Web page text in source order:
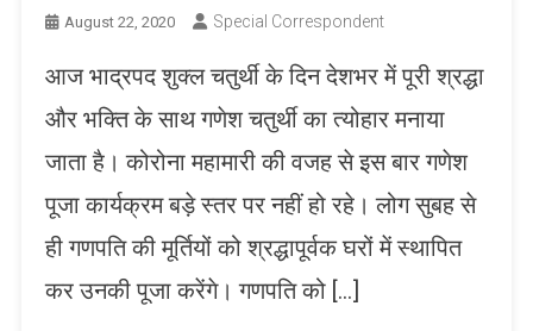
August 22, 2020 Special Correspondent
आज भाद्रपद शुक्ल चतुर्थी के दिन देशभर में पूरी श्रद्धा
और भक्ति के साथ गणेश चतुर्थी का त्योहार मनाया
जाता है। कोरोना महामारी की वजह से इस बार गणेश
पूजा कार्यक्रम बड़े स्तर पर नहीं हो रहे। लोग सुबह से
ही गणपति की मूर्तियों को श्रद्धापूर्वक घरों में स्थापित
कर उनकी पूजा करेंगे। गणपति को […]